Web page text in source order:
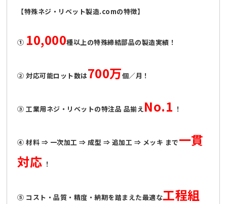
【特殊ネジ・リベット製造.comの特徴】
① 10,000種以上の特殊締結部品の製造実績！
② 対応可能ロット数は700万個／月！
③ 工業用ネジ・リベットの特注品 品揃えNo.1 ！
④ 材料 ⇒ 一次加工 ⇒ 成型 ⇒ 追加工 ⇒ メッキ まで一貫
対応 ！
⑤ コスト・品質・精度・納期を踏まえた最適な工程組